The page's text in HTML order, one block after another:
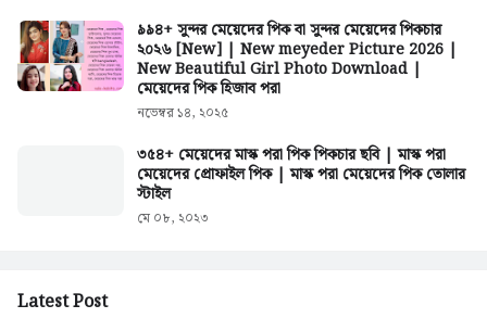
৯৯৪+ সুন্দর মেয়েদের পিক বা সুন্দর মেয়েদের পিকচার
২০২৬ [New] | New meyeder Picture 2026 |
New Beautiful Girl Photo Download |
মেয়েদের পিক হিজাব পরা
নভেম্বর ১৪, ২০২৫
৩৫৪+ মেয়েদের মাস্ক পরা পিক পিকচার ছবি | মাস্ক পরা
মেয়েদের প্রোফাইল পিক | মাস্ক পরা মেয়েদের পিক তোলার
স্টাইল
মে ০৮, ২০২৩
Latest Post